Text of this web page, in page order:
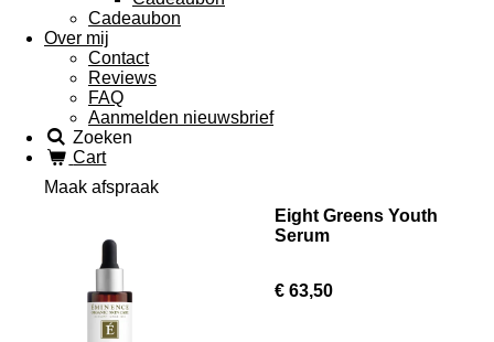
Cadeaubon
Over mij
Contact
Reviews
FAQ
Aanmelden nieuwsbrief
Zoeken
Cart
Maak afspraak
Eight Greens Youth
Serum
€ 63,50